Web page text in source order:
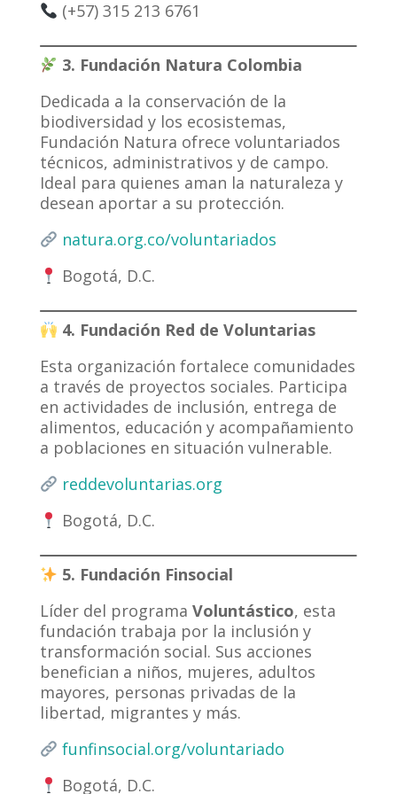
(+57) 315 213 6761
3. Fundación Natura Colombia
Dedicada a la conservación de la
biodiversidad y los ecosistemas,
Fundación Natura ofrece voluntariados
técnicos, administrativos y de campo.
Ideal para quienes aman la naturaleza y
desean aportar a su protección.
natura.org.co/voluntariados
Bogotá, D.C.
4. Fundación Red de Voluntarias
Esta organización fortalece comunidades
a través de proyectos sociales. Participa
en actividades de inclusión, entrega de
alimentos, educación y acompañamiento
a poblaciones en situación vulnerable.
reddevoluntarias.org
Bogotá, D.C.
5. Fundación Finsocial
Líder del programa Voluntástico, esta
fundación trabaja por la inclusión y
transformación social. Sus acciones
benefician a niños, mujeres, adultos
mayores, personas privadas de la
libertad, migrantes y más.
funfinsocial.org/voluntariado
Bogotá, D.C.